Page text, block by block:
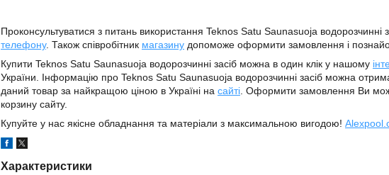
Проконсультуватися з питань використання Teknos Satu Saunasuoja
телефону. Також співробітник магазину допоможе оформити замовлення і
Купити Teknos Satu Saunasuoja водорозчинні засіб можна в один клік у нашому
України. Інформацію про Teknos Satu Saunasuoja водорозчинні засіб можна
даний товар за найкращою ціною в Україні на сайті . Оформити замовлення Ви
корзину сайту.
Купуйте у нас якісне обладнання та матеріали з максимальною вигодою!
Характеристики